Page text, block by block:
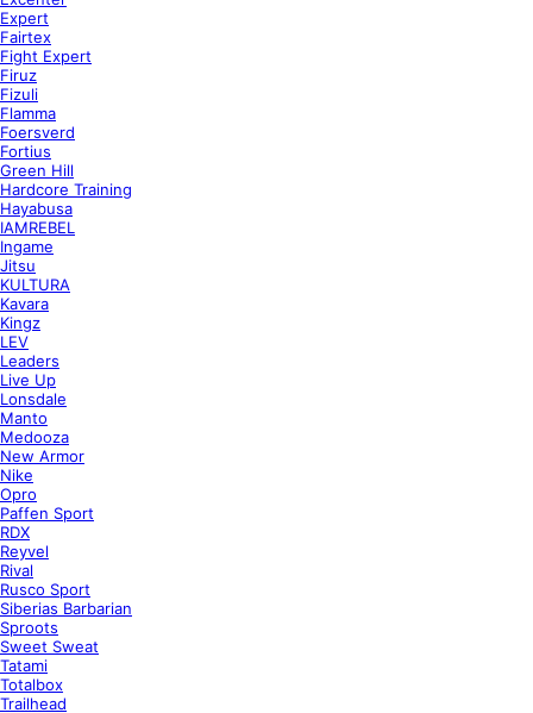
Expert
Fairtex
Fight Expert
Firuz
Fizuli
Flamma
Foersverd
Fortius
Green Hill
Hardcore Training
Hayabusa
IAMREBEL
Ingame
Jitsu
KULTURA
Kavara
Kingz
LEV
Leaders
Live Up
Lonsdale
Manto
Medooza
New Armor
Nike
Opro
Paffen Sport
RDX
Reyvel
Rival
Rusco Sport
Siberias Barbarian
Sproots
Sweet Sweat
Tatami
Totalbox
Trailhead